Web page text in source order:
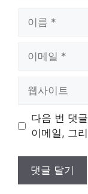
트
다음 번 댓
이메일, 그